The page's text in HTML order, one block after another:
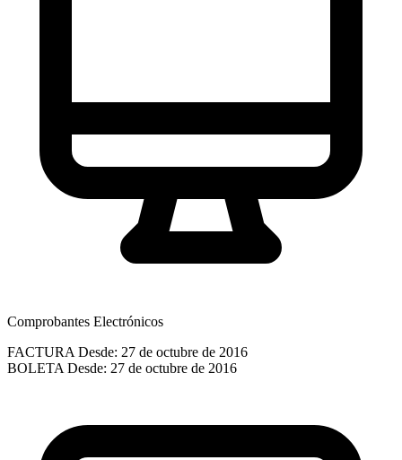
Comprobantes Electrónicos
FACTURA Desde: 27 de octubre de 2016
BOLETA Desde: 27 de octubre de 2016